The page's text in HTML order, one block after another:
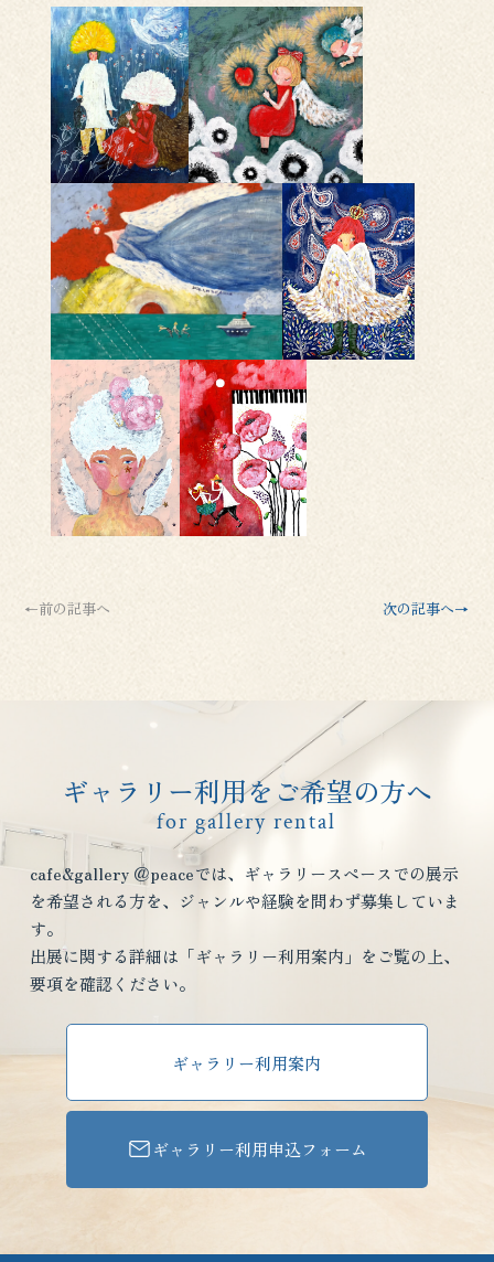
←前の記事へ 次の記事へ→
ギャラリー利用をご希望の方へ
for gallery rental
cafe&gallery ＠peaceでは、ギャラリースペースでの展示
を希望される方を、ジャンルや経験を問わず募集していま
す。
出展に関する詳細は「ギャラリー利用案内」をご覧の上、
要項を確認ください。
ギャラリー利用案内
ギャラリー利用申込フォーム